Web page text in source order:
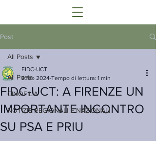
Post
All Posts
CINOFILIA
NOTIZIE REGIONALI E NAZIONALI
All Posts
FIDC-UCT: A FIRENZE UN
IMPORTANTE INCONTRO
SU PSA E PRIU
FIDC-UCT
9 feb 2024 Tempo di lettura: 1 min